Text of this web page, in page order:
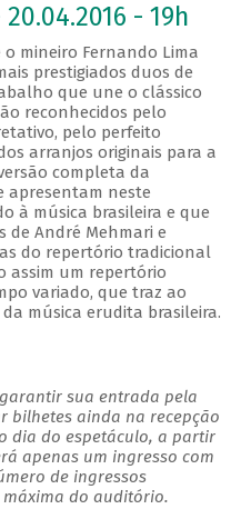
- 19h
mineiro Fernando Lima
prestigiados duos de
que une o clássico
reconhecidos pelo
pelo perfeito
arranjos originais para a
completa da
apresentam neste
à música brasileira e que
de André Mehmari e
do repertório tradicional
assim um repertório
variado, que traz ao
música erudita brasileira.
sua entrada pela
bilhetes ainda na recepção
dia do espetáculo, a partir
apenas um ingresso com
de ingressos
do auditório.